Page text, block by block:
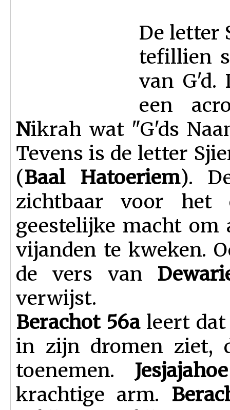
De letter
tefillien
van G'd.
een
Nikrah wat "G'ds
Tevens is de letter
(Baal Hatoeriem).
zichtbaar voor het
geestelijke macht
vijanden te kweken.
de vers van
verwijst.
Berachot 56aleert dat
in zijn dromen ziet,
toenemen.
krachtige arm.